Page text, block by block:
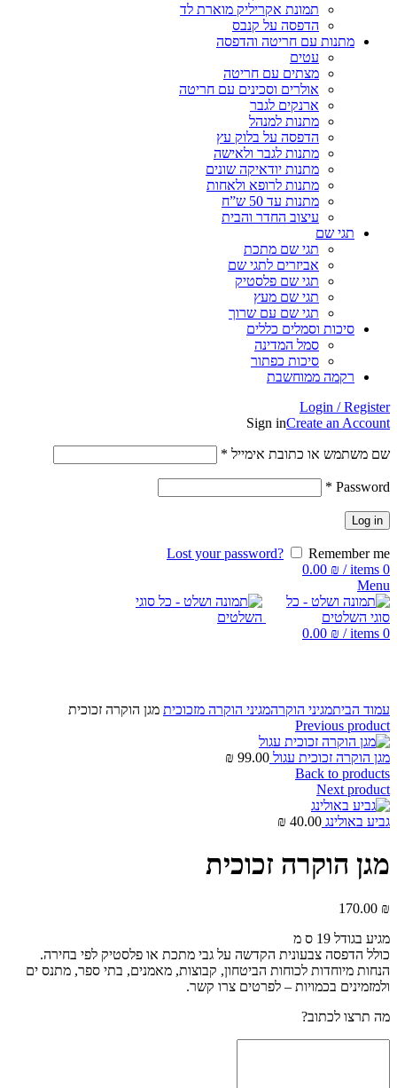
תמונת אקריליק מוארת לד
הדפסה על קנבס
מתנות עם חריטה והדפסה
עטים
מצתים עם חריטה
אולרים וסכינים עם חריטה
ארנקים לגבר
מתנות למנהל
הדפסה על בלוק עץ
מתנות לגבר ולאישה
מתנות יודאיקה שונים
מתנות לרופא ולאחות
מתנות עד 50 ש”ח
עיצוב החדר והבית
תגי שם
תגי שם מתכת
אביזרים לתגי שם
תגי שם פלסטיק
תגי שם מעץ
תגי שם עם שרוך
סיכות וסמלים כללים
סמל המדינה
סיכות כפתור
רקמה ממוחשבת
Login / Register
Sign inCreate an Account
שם משתמש או כתובת אימייל *
Password
*
Log in
Lost your password?
Remember me
0
items
/
0.00 ₪
Menu
0
items
/
0.00 ₪
עמוד הביתמגיני הוקרהמגיני הוקרה מזכוכית מגן הוקרה זכוכית
Previous product
מגן הוקרה זכוכית עגול 99.00
₪
Back to products
Next product
גביע באולינג 40.00
₪
מגן הוקרה זכוכית
170.00 ₪
מגיע בגודל 19 ס מ
כולל הדפסה צבעונית הקדשה על גבי מתכת או פלסטיק לפי בחירה.
הנחות מיוחדות לכוחות הביטחון, קבוצות, מאמנים, בתי ספר, מתנס ים
ולמזמינים בכמויות – לפרטים צרו קשר.
מה תרצו לכתוב?